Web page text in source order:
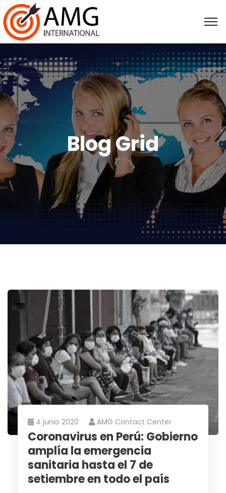
Blog Grid
4 junio 2020 AMG Contact Center
Coronavirus en Perú: Gobierno
amplía la emergencia
sanitaria hasta el 7 de
setiembre en todo el país